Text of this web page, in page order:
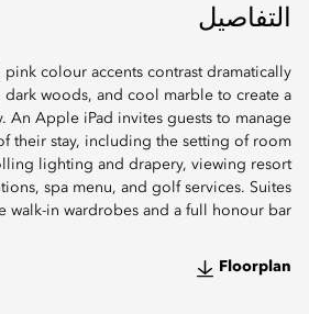
التفاصيل
colour accents contrast dramatically
dark woods, and cool marble to create a
An Apple iPad invites guests to manage
their stay, including the setting of room
lighting and drapery, viewing resort
spa menu, and golf services. Suites
walk-in wardrobes and a full honour bar.
Floorplan